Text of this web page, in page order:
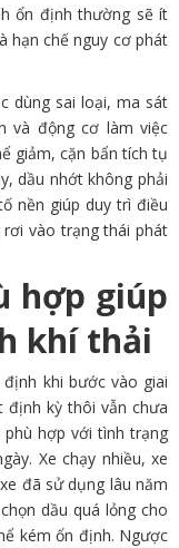
ổn định thường sẽ ít
hạn chế nguy cơ phát
dùng sai loại, ma sát
và động cơ làm việc
giảm, cặn bẩn tích tụ
dầu nhớt không phải
nền giúp duy trì điều
vào trạng thái phát
hợp giúp
khí thải
khi bước vào giai
định kỳ thôi vẫn chưa
hợp với tình trạng
Xe chạy nhiều, xe
đã sử dụng lâu năm
dầu quá lỏng cho
kém ổn định. Ngược